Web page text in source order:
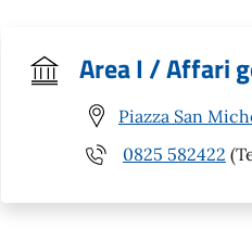
Area I / Affari
Piazza San
0825 582422